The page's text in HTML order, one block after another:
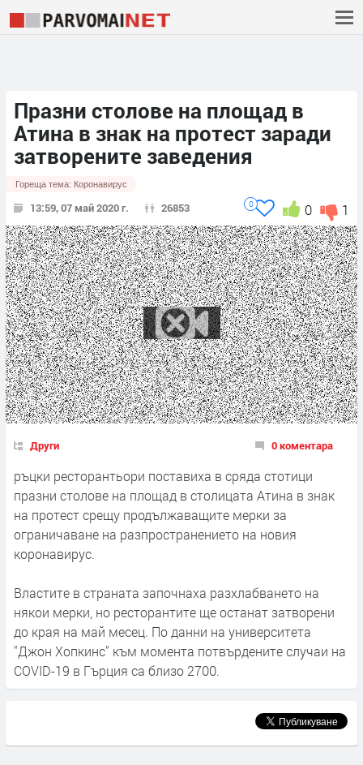
Празни столове на площад в
Атина в знак на протест заради
затворените заведения
Гореща тема: Коронавирус
13:59, 07 май 2020 г. 26853 1
0
0
Други 0 коментара
ръцки ресторантьори поставиха в сряда стотици
празни столове на площад в столицата Атина в знак
на протест срещу продължаващите мерки за
ограничаване на разпространението на новия
коронавирус.
Властите в страната започнаха разхлабването на
някои мерки, но ресторантите ще останат затворени
до края на май месец. По данни на университета
"Джон Хопкинс" към момента потвърдените случаи на
COVID-19 в Гърция са близо 2700.